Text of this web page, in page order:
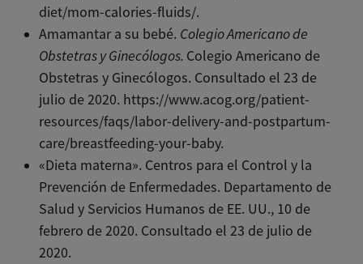
diet/mom-calories-fluids/.
Amamantar a su bebé. Colegio Americano de
Obstetras y Ginecólogos. Colegio Americano de
Obstetras y Ginecólogos. Consultado el 23 de
julio de 2020. https://www.acog.org/patient-
resources/faqs/labor-delivery-and-postpartum-
care/breastfeeding-your-baby.
«Dieta materna». Centros para el Control y la
Prevención de Enfermedades. Departamento de
Salud y Servicios Humanos de EE. UU., 10 de
febrero de 2020. Consultado el 23 de julio de
2020.